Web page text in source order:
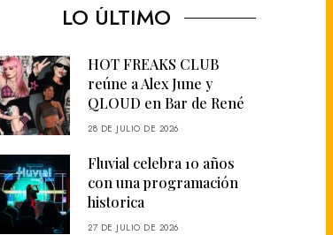
LO ÚLTIMO
HOT FREAKS CLUB
reúne a Alex June y
QLOUD en Bar de René
28 DE JULIO DE 2026
Fluvial celebra 10 años
con una programación
historica
27 DE JULIO DE 2026